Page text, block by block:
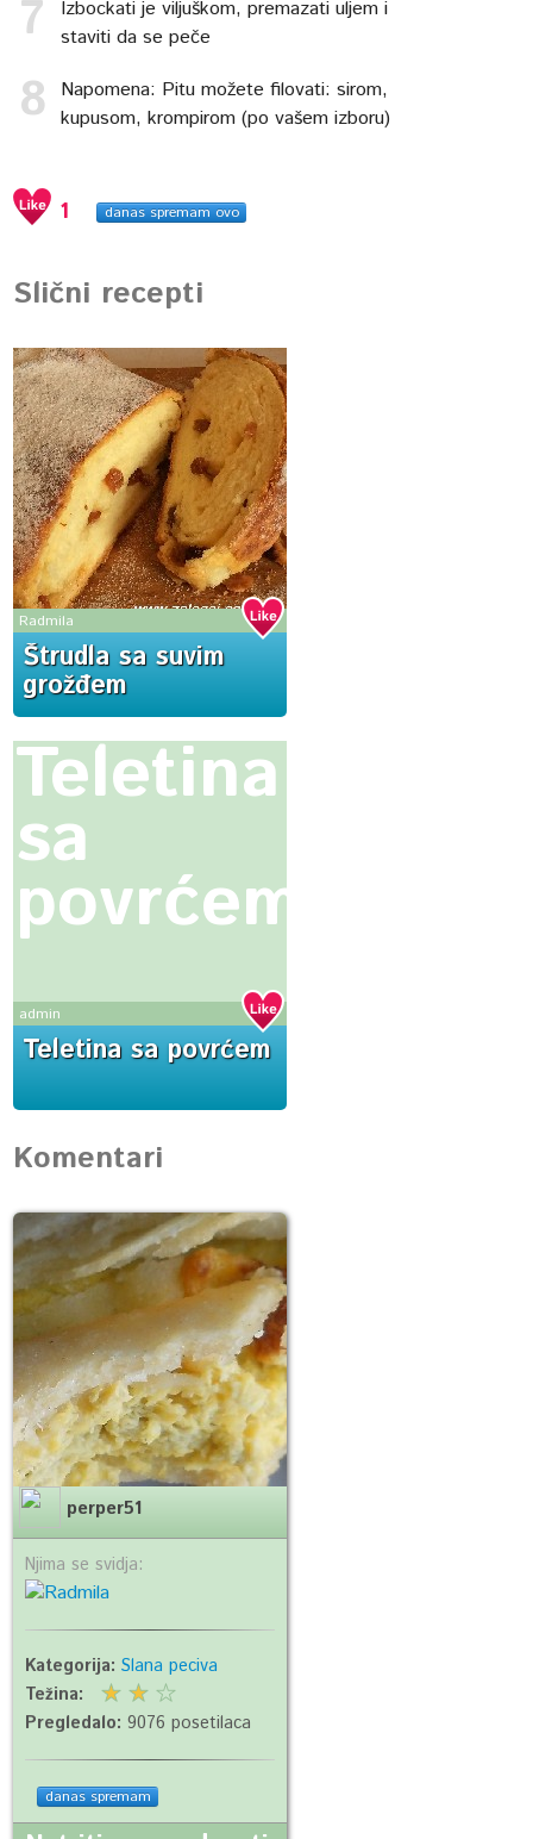
Izbockati je viljuškom, premazati uljem i
staviti da se peče
Napomena: Pitu možete filovati: sirom,
kupusom, krompirom (po vašem izboru)
1 danas spremam ovo
Slični recepti
Radmila
Štrudla sa suvim
grožđem
Teletina
sa
povrćem
admin
Teletina sa povrćem
Komentari
perper51
Njima se svidja:
Kategorija:Slana peciva
Težina:
Pregledalo: 9076 posetilaca
danas spremam